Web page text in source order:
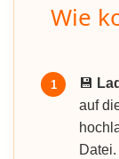
Wie
1 💾
auf
Datei.